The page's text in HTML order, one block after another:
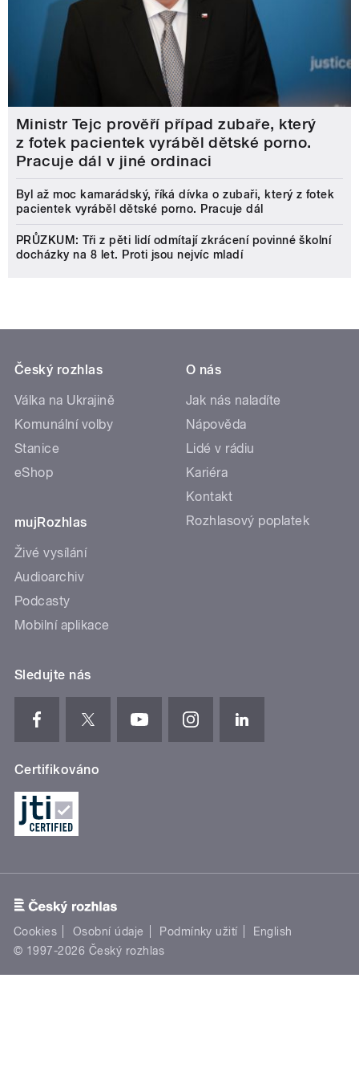
Ministr Tejc prověří případ zubaře, který
z fotek pacientek vyráběl dětské porno.
Pracuje dál v jiné ordinaci
Byl až moc kamarádský, říká dívka o zubaři, který z fotek
pacientek vyráběl dětské porno. Pracuje dál
PRŮZKUM: Tři z pěti lidí odmítají zkrácení povinné školní
docházky na 8 let. Proti jsou nejvíc mladí
Český rozhlas
Válka na Ukrajině
Komunální volby
Stanice
eShop
mujRozhlas
Živé vysílání
Audioarchiv
Podcasty
Mobilní aplikace
O nás
Jak nás naladíte
Nápověda
Lidé v rádiu
Kariéra
Kontakt
Rozhlasový poplatek
Sledujte nás
Certifikováno
Cookies Osobní údaje Podmínky užití
English
© 1997-2026 Český rozhlas